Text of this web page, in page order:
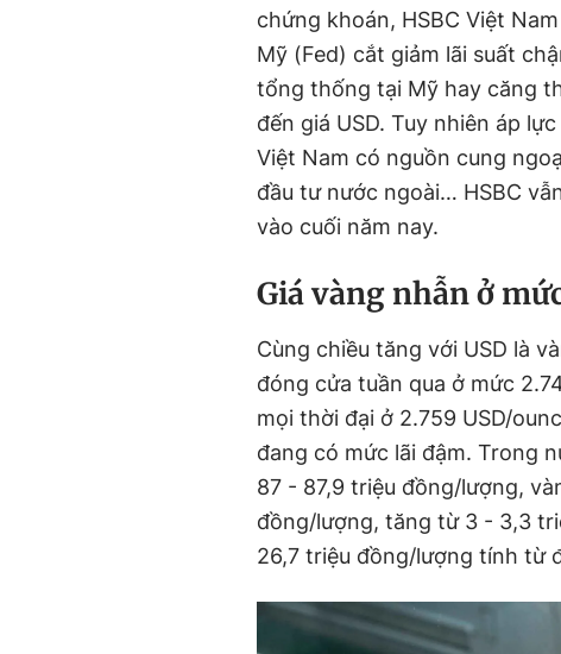
chứng khoán, HSBC Việt
Mỹ (Fed) cắt giảm lãi suất
tổng thống tại Mỹ hay căng
đến giá USD. Tuy nhiên áp
Việt Nam có nguồn cung
đầu tư nước ngoài… HSBC
vào cuối năm nay.
Giá vàng nhẫn ở
Cùng chiều tăng với USD là
đóng cửa tuần qua ở mức
mọi thời đại ở 2.759 USD/
đang có mức lãi đậm. Trong
87 - 87,9 triệu đồng/lượng,
đồng/lượng, tăng từ 3 - 3,3
26,7 triệu đồng/lượng tính từ